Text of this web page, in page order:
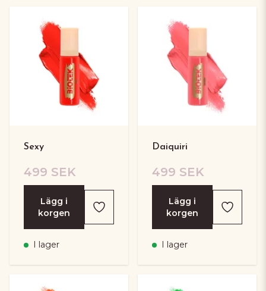
Sexy
499 SEK
Lägg i
korgen
I lager
Daiquiri
499 SEK
Lägg i
korgen
I lager